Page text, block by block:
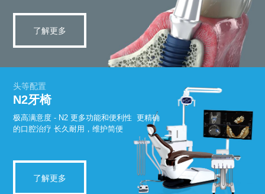
了解更多
头等配置
N2牙椅
极高满意度 - N2 更多功能和便利性 更精确
的口腔治疗 长久耐用，维护简便
了解更多